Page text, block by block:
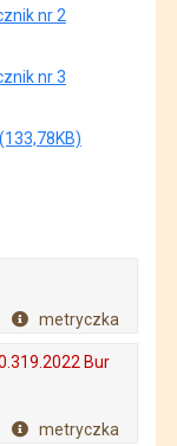
nr 2
nr 3
metryczka
Bur
metryczka